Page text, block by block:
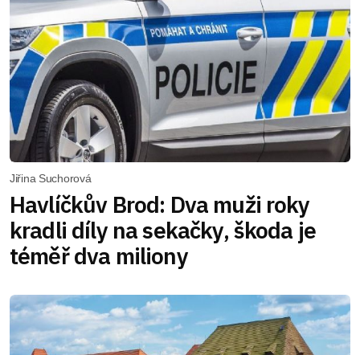
Jiřina Suchorová
Havlíčkův Brod: Dva muži roky
kradli díly na sekačky, škoda je
téměř dva miliony